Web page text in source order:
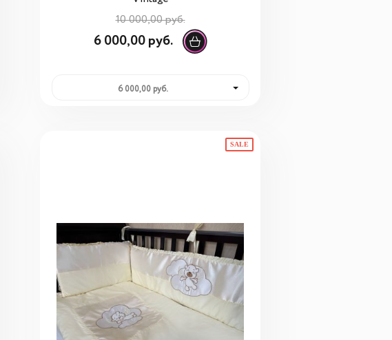
10 000,00 руб.
6 000,00 руб.
6 000,00 руб.
SALE